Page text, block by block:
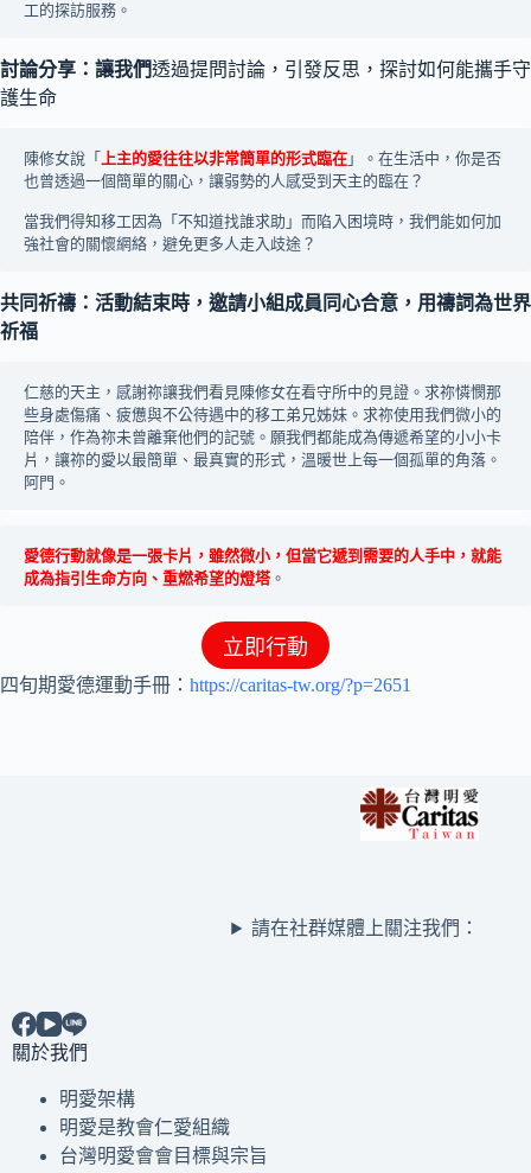
工的探訪服務。
討論分享：讓我們透過提問討論，引發反思，探討如何能攜手守
護生命
陳修女說「 上主的愛往往以非常簡單的形式臨在 」。在生活中，你是否
也曾透過一個簡單的關心，讓弱勢的人感受到天主的臨在？
當我們得知移工因為「不知道找誰求助」而陷入困境時，我們能如何加
強社會的關懷網絡，避免更多人走入歧途？
共同祈禱：活動結束時，邀請小組成員同心合意，用禱詞為世界
祈福
仁慈的天主，感謝祢讓我們看見陳修女在看守所中的見證。求祢憐憫那
些身處傷痛、疲憊與不公待遇中的移工弟兄姊妹。求祢使用我們微小的
陪伴，作為祢未曾離棄他們的記號。願我們都能成為傳遞希望的小小卡
片，讓祢的愛以最簡單、最真實的形式，溫暖世上每一個孤單的角落。
阿門。
愛德行動就像是一張卡片，雖然微小，但當它遞到需要的人手中，就能
成為指引生命方向、重燃希望的燈塔 。
立即行動
四旬期愛德運動手冊： https://caritas-tw.org/?p=2651
請在社群媒體上關注我們：
關於我們
明愛架構
明愛是教會仁愛組織
台灣明愛會會目標與宗旨